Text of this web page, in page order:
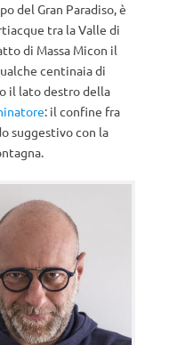
del Gran Paradiso, è
tra la Valle di
di Massa Micon il
centinaia di
il lato destro della
: il confine fra
suggestivo con la